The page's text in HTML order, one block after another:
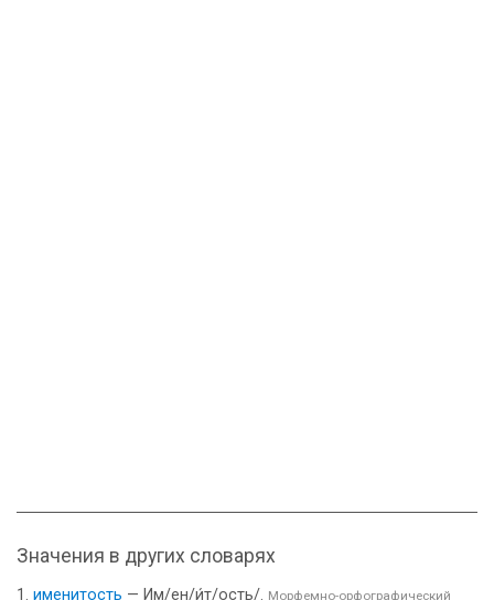
Значения в других словарях
именитость — Им/ен/и́т/ость/. Морфемно-орфографический